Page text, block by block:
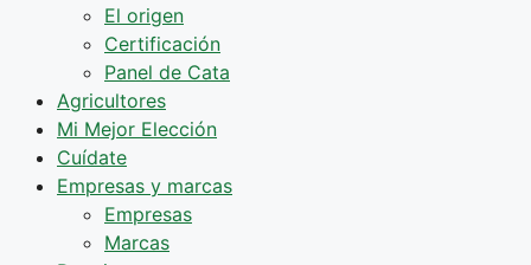
El origen
Certificación
Panel de Cata
Agricultores
Mi Mejor Elección
Cuídate
Empresas y marcas
Empresas
Marcas